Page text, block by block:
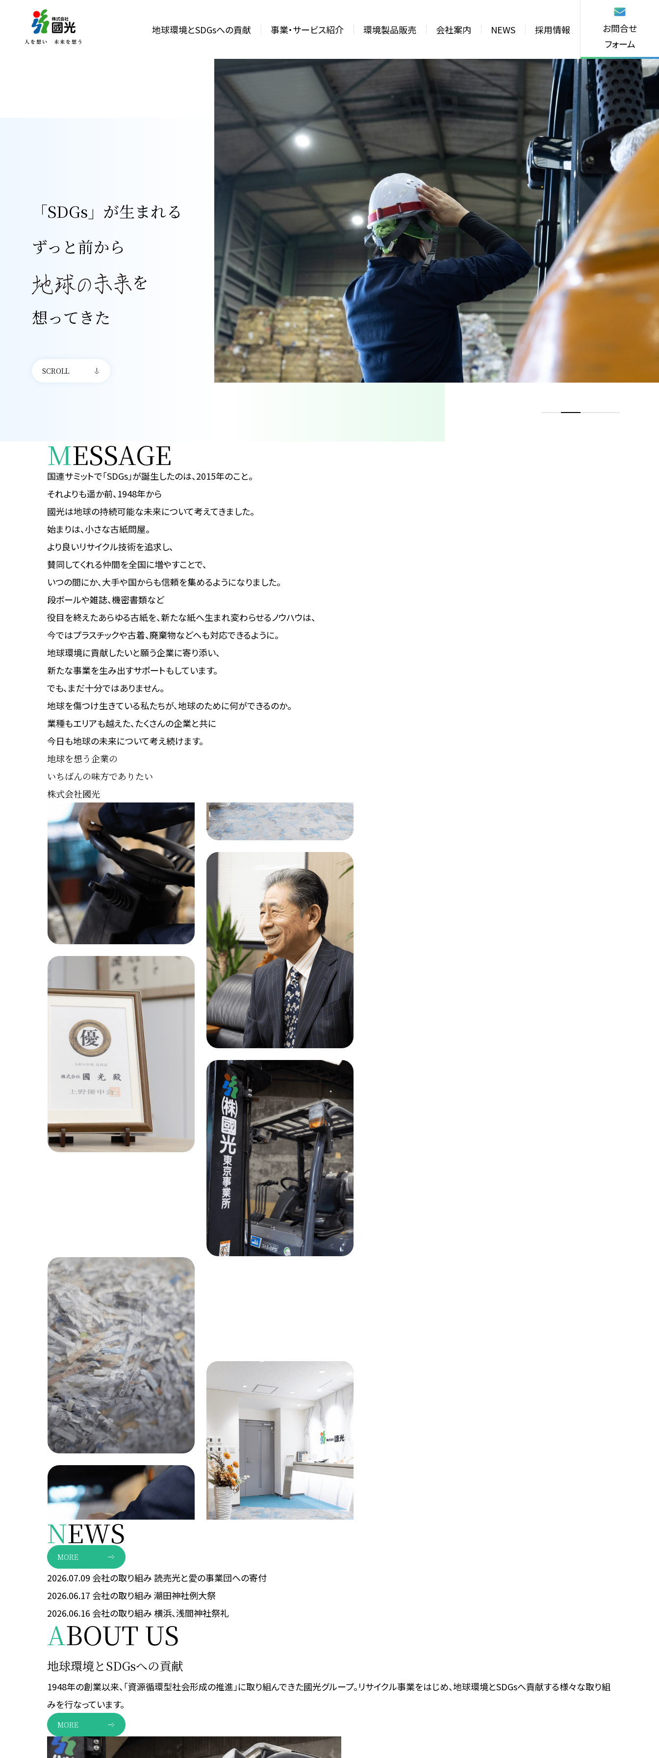
地球環境とSDGsへの貢献 事業・サービス紹介 環境製品販売 会社案内 NEWS 採用情報
お問合せ
フォーム
「SDGs」が生まれる
ずっと前から
を
想ってきた
SCROLL
MESSAGE
国連サミットで「SDGs」が誕生したのは、2015年のこと。
それよりも遥か前、1948年から
國光は地球の持続可能な未来について考えてきました。
始まりは、小さな古紙問屋。
より良いリサイクル技術を追求し、
賛同してくれる仲間を全国に増やすことで、
いつの間にか、大手や国からも信頼を集めるようになりました。
段ボールや雑誌、機密書類など
役目を終えたあらゆる古紙を、新たな紙へ生まれ変わらせるノウハウは、
今ではプラスチックや古着、廃棄物などへも対応できるように。
地球環境に貢献したいと願う企業に寄り添い、
新たな事業を生み出すサポートもしています。
でも、まだ十分ではありません。
地球を傷つけ生きている私たちが、地球のために何ができるのか。
業種もエリアも越えた、 たくさんの企業と共に
今日も地球の未来について考え続けます。
地球を想う企業の
いちばんの味方でありたい
株式会社國光
NEWS
MORE
2026.07.09 会社の取り組み読売光と愛の事業団への寄付
2026.06.17 会社の取り組み潮田神社例大祭
2026.06.16 会社の取り組み 横浜、浅間神社祭礼
ABOUT US
地球環境とSDGsへの貢献
1948年の創業以来、「資源循環型社会形成の推進」に取り組んできた國光グループ。リサイクル事業をはじめ、地球環境とSDGsへ貢献する様々な取り組
みを行なっています。
MORE